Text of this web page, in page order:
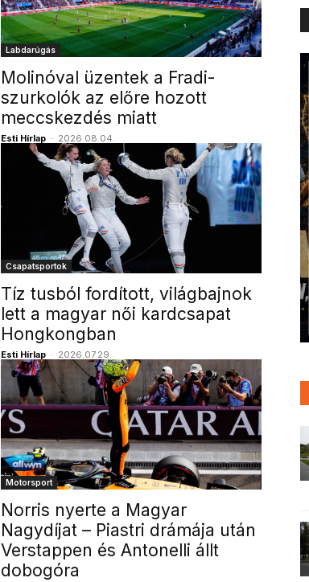
Labdarúgás
Molinóval üzentek a Fradi-
szurkolók az előre hozott
meccskezdés miatt
Esti Hírlap - 2026.08.04.
Csapatsportok
Tíz tusból fordított, világbajnok
lett a magyar női kardcsapat
Hongkongban
Esti Hírlap - 2026.07.29.
Motorsport
Norris nyerte a Magyar
Nagydíjat – Piastri drámája után
Verstappen és Antonelli állt
dobogóra